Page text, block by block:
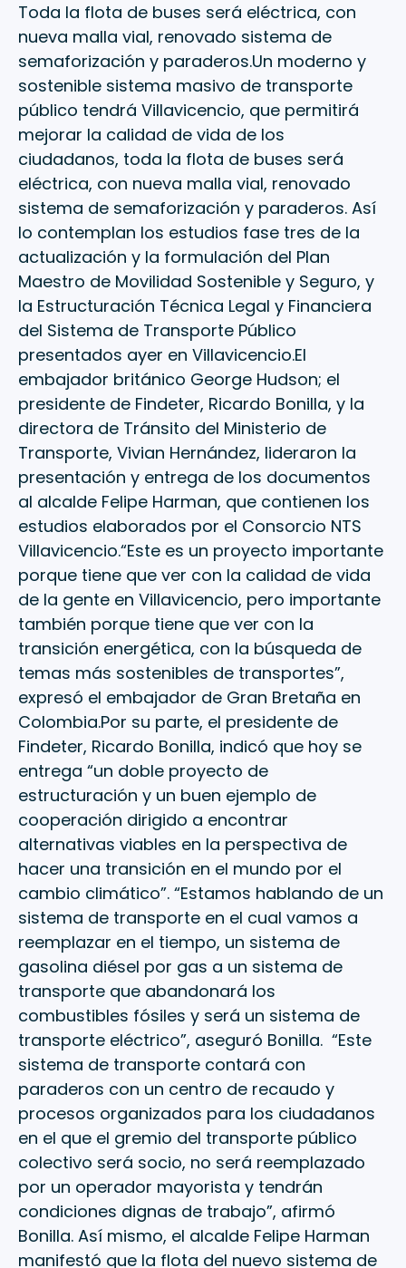
Toda la flota de buses será eléctrica, con
nueva malla vial, renovado sistema de
semaforización y paraderos.Un moderno y
sostenible sistema masivo de transporte
público tendrá Villavicencio, que permitirá
mejorar la calidad de vida de los
ciudadanos, toda la flota de buses será
eléctrica, con nueva malla vial, renovado
sistema de semaforización y paraderos. Así
lo contemplan los estudios fase tres de la
actualización y la formulación del Plan
Maestro de Movilidad Sostenible y Seguro, y
la Estructuración Técnica Legal y Financiera
del Sistema de Transporte Público
presentados ayer en Villavicencio.El
embajador británico George Hudson; el
presidente de Findeter, Ricardo Bonilla, y la
directora de Tránsito del Ministerio de
Transporte, Vivian Hernández, lideraron la
presentación y entrega de los documentos
al alcalde Felipe Harman, que contienen los
estudios elaborados por el Consorcio NTS
Villavicencio.“Este es un proyecto importante
porque tiene que ver con la calidad de vida
de la gente en Villavicencio, pero importante
también porque tiene que ver con la
transición energética, con la búsqueda de
temas más sostenibles de transportes”,
expresó el embajador de Gran Bretaña en
Colombia.Por su parte, el presidente de
Findeter, Ricardo Bonilla, indicó que hoy se
entrega “un doble proyecto de
estructuración y un buen ejemplo de
cooperación dirigido a encontrar
alternativas viables en la perspectiva de
hacer una transición en el mundo por el
cambio climático”. “Estamos hablando de un
sistema de transporte en el cual vamos a
reemplazar en el tiempo, un sistema de
gasolina diésel por gas a un sistema de
transporte que abandonará los
combustibles fósiles y será un sistema de
transporte eléctrico”, aseguró Bonilla. “Este
sistema de transporte contará con
paraderos con un centro de recaudo y
procesos organizados para los ciudadanos
en el que el gremio del transporte público
colectivo será socio, no será reemplazado
por un operador mayorista y tendrán
condiciones dignas de trabajo”, afirmó
Bonilla. Así mismo, el alcalde Felipe Harman
manifestó que la flota del nuevo sistema de